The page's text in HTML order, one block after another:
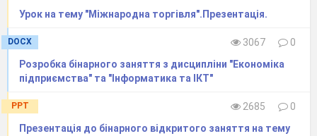
Урок на тему "Міжнародна торгівля".Презентація.
DOCX 3067
0
Розробка бінарного заняття з дисципліни "Економіка
підприємства" та "Інформатика та ІКТ"
PPT 2685
0
Презентація до бінарного відкритого заняття на тему